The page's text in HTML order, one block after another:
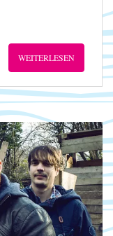
WEITERLESEN